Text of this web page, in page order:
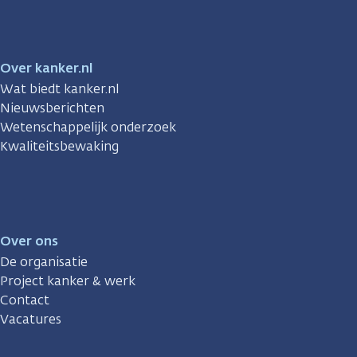
Over kanker.nl
Wat biedt kanker.nl
Nieuwsberichten
Wetenschappelijk onderzoek
Kwaliteitsbewaking
Over ons
De organisatie
Project kanker & werk
Contact
Vacatures